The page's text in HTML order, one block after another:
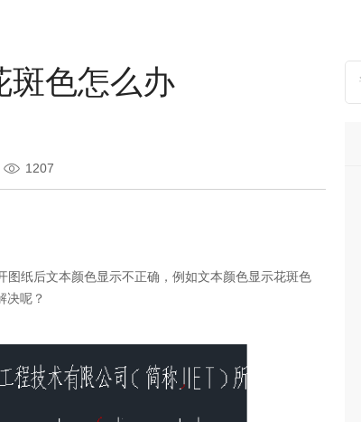
斑色怎么办
1207
图纸后文本颜色显示不正确，例如文本颜色显示花斑色
决呢？